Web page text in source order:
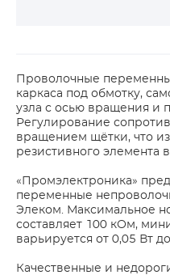
Проволочные
каркаса под обмотку,
узла с осью вращения и
Регулирование
вращением щётки, что
резистивного элемента
«Промэлектроника»
переменные
Элеком. Максимальное
составляет 100 кОм,
варьируется от 0,05 Вт
Качественные и